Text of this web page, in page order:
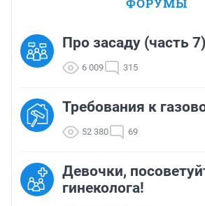
Про засаду (часть 7)
6 009 315
Требования к
52 380 69
Девочки,
гинеколога!